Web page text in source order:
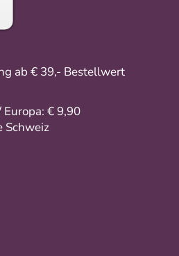
ab € 39,- Bestellwert
€ 9,90
Schweiz